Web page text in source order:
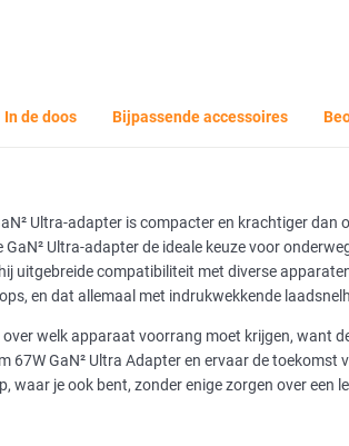
In de doos Bijpassende accessoires
Ultra-adapter is compacter en krachtiger dan
Ultra-adapter de ideale keuze voor
uitgebreide compatibiliteit met diverse
en dat allemaal met indrukwekkende
welk apparaat voorrang moet krijgen, want
67W GaN² Ultra Adapter en ervaar de toekomst
waar je ook bent, zonder enige zorgen over een